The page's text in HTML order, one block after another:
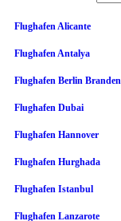
Flughafen Alicante
Flughafen Antalya
Flughafen Berlin
Flughafen Dubai
Flughafen Hannover
Flughafen Hurghada
Flughafen Istanbul
Flughafen Lanzarote